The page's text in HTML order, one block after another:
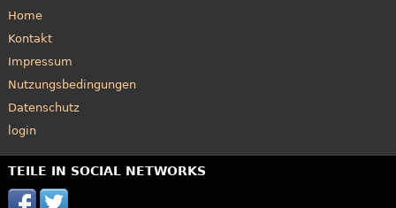
Home
Kontakt
Impressum
Nutzungsbedingungen
Datenschutz
login
TEILE IN SOCIAL NETWORKS